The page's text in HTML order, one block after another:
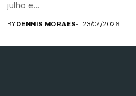
julho e...
BYDENNIS MORAES 23/07/2026